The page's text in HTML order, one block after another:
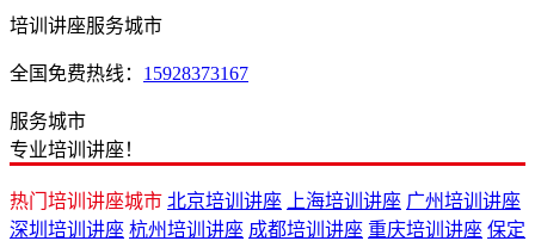
培训讲座服务城市
全国免费热线： 15928373167
服务城市
专业培训讲座！
热门培训讲座城市 北京培训讲座 上海培训讲座 广州培训讲座
深圳培训讲座 杭州培训讲座 成都培训讲座 重庆培训讲座 保定